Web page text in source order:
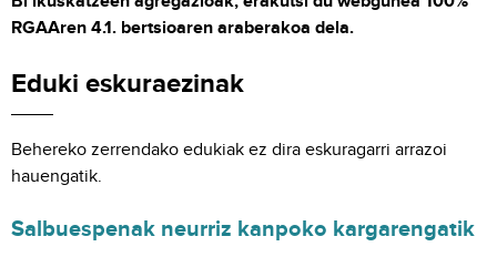
RGAAren 4.1. bertsioaren araberakoa dela.
Eduki eskuraezinak
Behereko zerrendako edukiak ez dira eskuragarri arrazoi
hauengatik.
Salbuespenak neurriz kanpoko kargarengatik